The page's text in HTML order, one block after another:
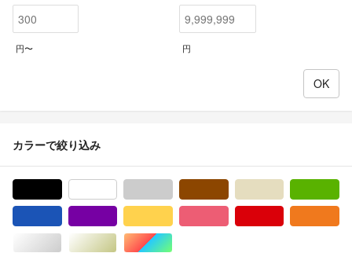
円〜 円
カラーで絞り込み
シルバー/銀色系ゴールド/金色系マルチカラー